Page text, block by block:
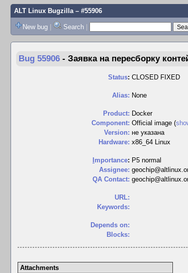
ALT Linux Bugzilla– #55906
New bug | Search |
Bug 55906 - Заявка на пересборку
Status: CLOSED FIXED
Alias: None
Product: Docker
Component: Official image (
Version: не указана
Hardware: x86_64 Linux
mportance: P5 normal
Assignee:
QA Contact:
URL:
Keywords:
Depends on:
Blocks:
Attachments